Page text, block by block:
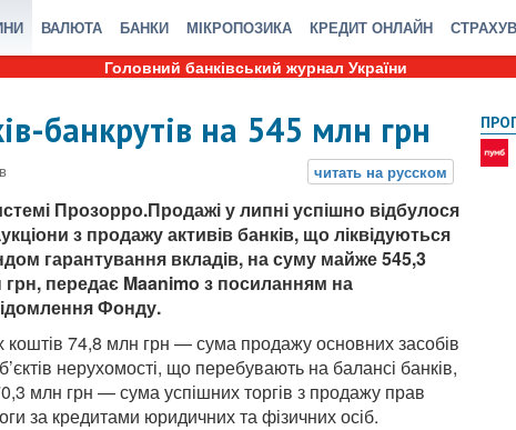
ВАЛЮТА БАНКИ МІКРОПОЗИКА КРЕДИТ ОНЛАЙН
Головний банківський журнал України
банкрутів на 545 млн грн
Прозорро.Продажі у липні успішно відбулося
з продажу активів банків, що ліквідуються
гарантування вкладів, на суму майже 545,3
передає Maanimo з посиланням на
Фонду.
коштів 74,8 млн грн — сума продажу основних засобів
нерухомості, що перебувають на балансі банків,
млн грн — сума успішних торгів з продажу прав
за кредитами юридичних та фізичних осіб.